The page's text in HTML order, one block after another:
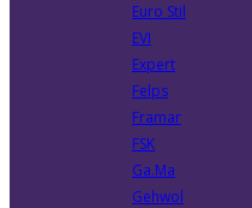
Euro Stil
EVI
Expert
Felps
Framar
FSK
Ga.Ma
Gehwol